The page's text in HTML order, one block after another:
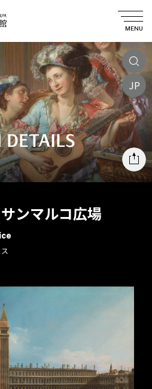
MENU
JP
DETAILS
ンマルコ広場